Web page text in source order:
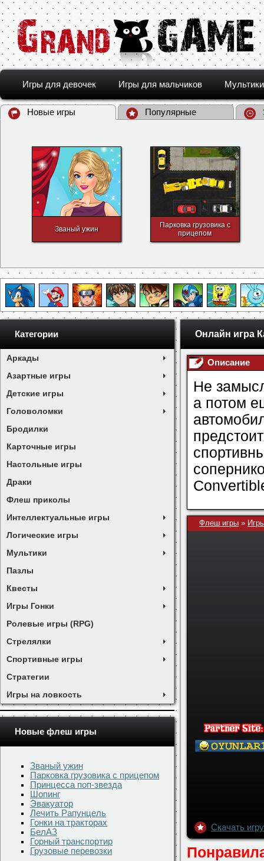
Игры для девочек Игры для мальчиков Мультики
Новые игры Популярные
Званый ужин
Парковка грузовика с
прицепом
Категории
Аркады
Азартные игры
Детские игры
Головоломки
Бродилки
Карточные игры
Настольные игры
Драки
Флеш приколы
Интеллектуальные игры
Логические игры
Мультики
Пазлы
Квесты
Игры Гонки
Ролевые игры (RPG)
Стрелялки
Спортивные игры
Стратегии
Игры на ловкость
Новые флеш игры
Званый ужин
Парковка грузовика с прицепом
Принцесса поп-звезда
Шопинг
Эвакуатор
Лечить Рапунцель
Гонки на тракторах
БелАЗ
Горный транспортир
Грузовые перевозки
Онлайн игра
Описание
Не
а потом
Флеш игры »
Скачать